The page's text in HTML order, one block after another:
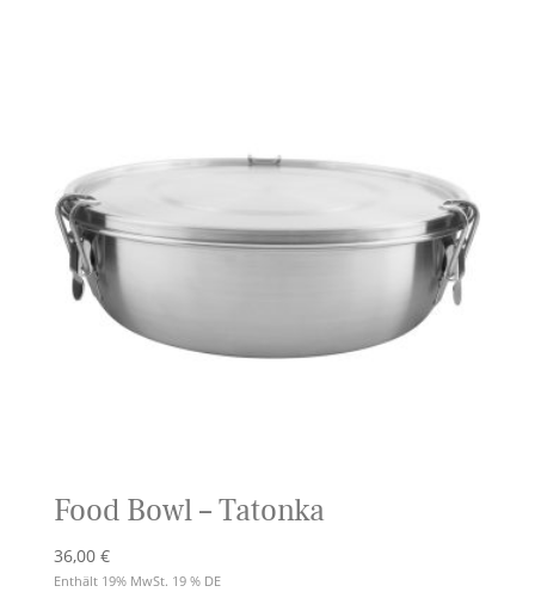
Food Bowl – Tatonka
36,00 €
Enthält 19% MwSt. 19 % DE